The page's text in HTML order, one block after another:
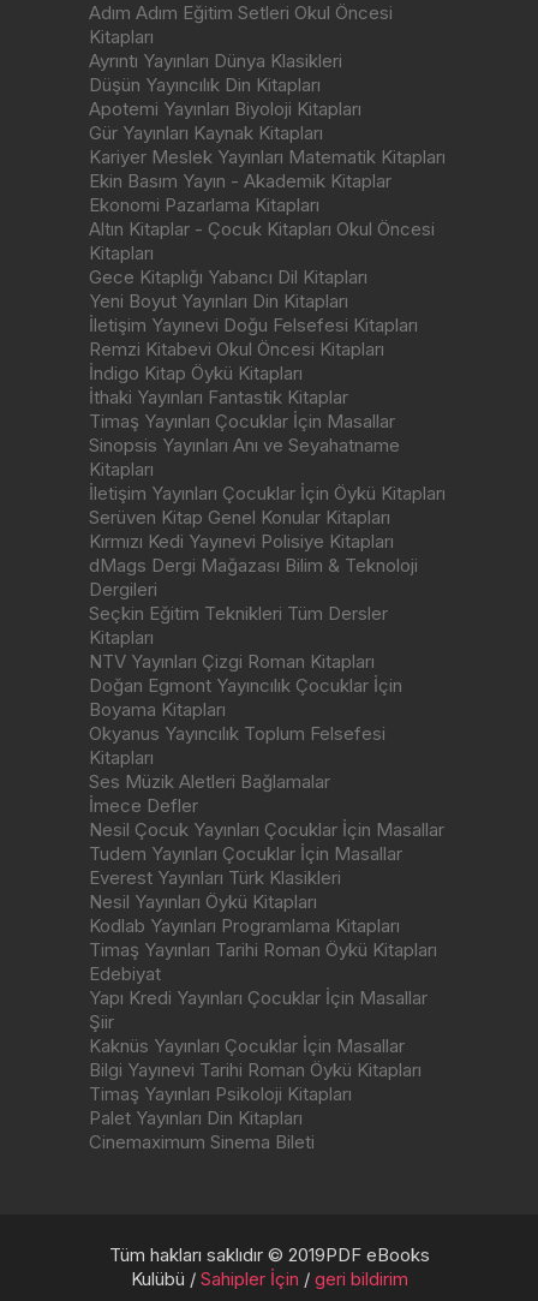
Adım Adım Eğitim Setleri Okul Öncesi
Kitapları
Ayrıntı Yayınları Dünya Klasikleri
Düşün Yayıncılık Din Kitapları
Apotemi Yayınları Biyoloji Kitapları
Gür Yayınları Kaynak Kitapları
Kariyer Meslek Yayınları Matematik Kitapları
Ekin Basım Yayın - Akademik Kitaplar
Ekonomi Pazarlama Kitapları
Altın Kitaplar - Çocuk Kitapları Okul Öncesi
Kitapları
Gece Kitaplığı Yabancı Dil Kitapları
Yeni Boyut Yayınları Din Kitapları
İletişim Yayınevi Doğu Felsefesi Kitapları
Remzi Kitabevi Okul Öncesi Kitapları
İndigo Kitap Öykü Kitapları
İthaki Yayınları Fantastik Kitaplar
Timaş Yayınları Çocuklar İçin Masallar
Sinopsis Yayınları Anı ve Seyahatname
Kitapları
İletişim Yayınları Çocuklar İçin Öykü Kitapları
Serüven Kitap Genel Konular Kitapları
Kırmızı Kedi Yayınevi Polisiye Kitapları
dMags Dergi Mağazası Bilim & Teknoloji
Dergileri
Seçkin Eğitim Teknikleri Tüm Dersler
Kitapları
NTV Yayınları Çizgi Roman Kitapları
Doğan Egmont Yayıncılık Çocuklar İçin
Boyama Kitapları
Okyanus Yayıncılık Toplum Felsefesi
Kitapları
Ses Müzik Aletleri Bağlamalar
İmece Defler
Nesil Çocuk Yayınları Çocuklar İçin Masallar
Tudem Yayınları Çocuklar İçin Masallar
Everest Yayınları Türk Klasikleri
Nesil Yayınları Öykü Kitapları
Kodlab Yayınları Programlama Kitapları
Timaş Yayınları Tarihi Roman Öykü Kitapları
Edebiyat
Yapı Kredi Yayınları Çocuklar İçin Masallar
Şiir
Kaknüs Yayınları Çocuklar İçin Masallar
Bilgi Yayınevi Tarihi Roman Öykü Kitapları
Timaş Yayınları Psikoloji Kitapları
Palet Yayınları Din Kitapları
Cinemaximum Sinema Bileti
Tüm hakları saklıdır © 2019PDF eBooks
Kulübü / Sahipler İçin / geri bildirim